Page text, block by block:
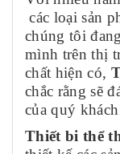
các loại sản
chúng tôi
mình trên thị
chất hiện có,
chắc rằng sẽ
của quý
Thiết bi thể